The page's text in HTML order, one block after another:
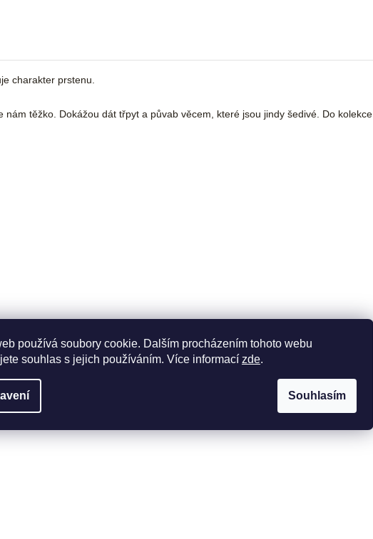
používá soubory cookie. Dalším procházením tohoto webu
souhlas s jejich používáním. Více informací zde.
Souhlasím
charakter prstenu.
těžko. Dokážou dát třpyt a půvab věcem, které jsou jindy šedivé. Do kolekce